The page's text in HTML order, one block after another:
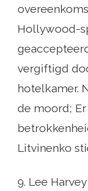
Hollywood-
vergiftigd
hotelkamer.
de moord;
Litvinenko
9. Lee